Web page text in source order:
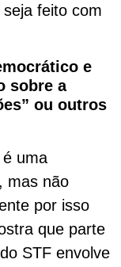
feito com
e
sobre a
ou outros
é uma
mas não
por isso
que parte
STF envolve